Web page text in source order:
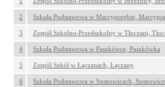
2 Szkoła Podstawowa w Marcyporębie,
3 Zespół Szkolno-Przedszkolny w Tłuczani,
4 Szkoła Podstawowa w Paszkówce, Paszkówka
5 Zespół Szkół w Łączanach, Łączany
6 Szkoła Podstawowa w Sosnowicach, Sosnowice